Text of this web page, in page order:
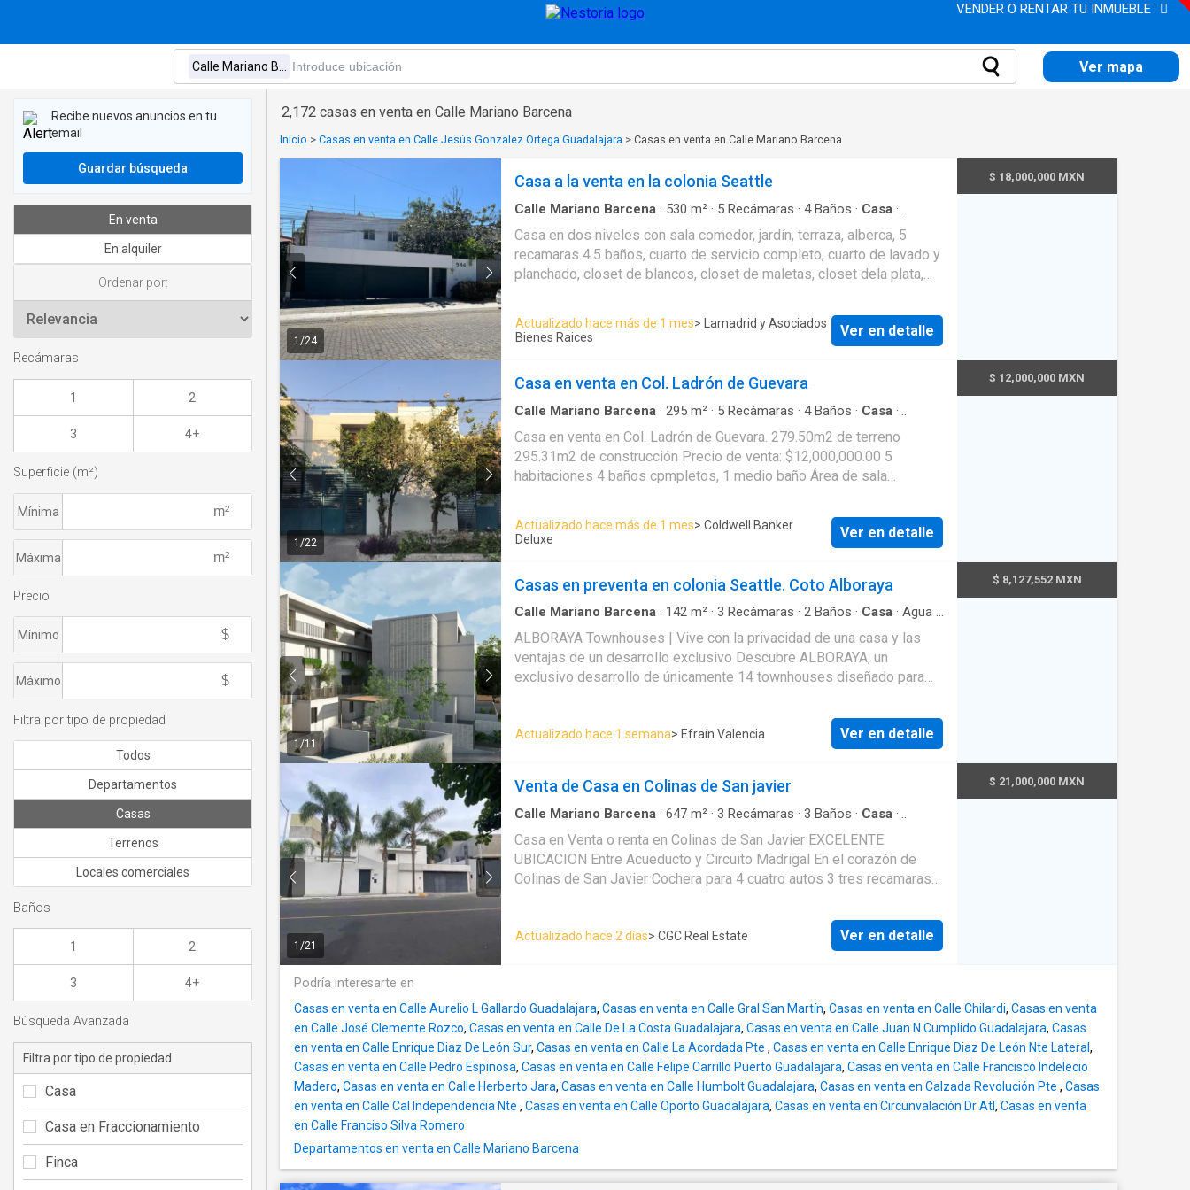
VENDER O RENTAR TU INMUEBLE
Ver mapa
2,172 casas en venta en Calle Mariano Barcena
Inicio > Casas en venta en Calle Jesús Gonzalez Ortega Guadalajara > Casas en venta en Calle Mariano Barcena
1 /24
Casa a la venta en la colonia Seattle
Calle Mariano Barcena · 530 m² · 5 Recámaras · 4Baños · Casa ·
Casa en dos niveles con sala comedor, jardín, terraza, alberca, 5
recamaras 4.5 baños, cuarto de servicio completo, cuarto de lavado y
planchado, closet de blancos, closet de maletas, closet dela plata,
despensa. Cochera para 4 autos. EasyBroker ID: EB-SR1178
Actualizado hace más de 1 mes> Lamadrid y Asociados
Bienes Raices
Ver en detalle
$ 18,000,000 MXN
1 /22
Casa en venta en Col. Ladrón de Guevara
Calle Mariano Barcena · 295 m² · 5 Recámaras · 4Baños · Casa ·
Casa en venta en Col. Ladrón de Guevara. 279.50m2 de terreno
295.31m2 de construcción Precio de venta: $12,000,000.00 5
habitaciones 4 baños cpmpletos, 1 medio baño Área de sala
Actualizado hace más de 1 mes> Coldwell Banker
Deluxe
Ver en detalle
$ 12,000,000 MXN
1 /11
Casas en preventa en colonia Seattle. Coto Alboraya
Calle Mariano Barcena · 142 m² · 3 Recámaras · 2 Baños · Casa · Agua ·
·Cuarto de Limpieza·Cuarto de servicio· Electricidad·Elevador·
Estacionamiento·Internet·Recámara con closet·Televisión por cable
Vista panorámica·Zonas verdes
ALBORAYA Townhouses | Vive con la privacidad de una casa y las
ventajas de un desarrollo exclusivo Descubre ALBORAYA, un
exclusivo desarrollo de únicamente 14 townhouses diseñado para
confluencia de la Col. Lagos del Country y la colonia Seattle, a unos
minutos caminando: Plaza Patria, Walmart Ávila Camacho, Línea 3 del
Tren Ligero, Parque Ávila Camacho, restaurantes, bancos, farmacias,
escuelas, gimnasios y mucho más. Cada townhouse combina lo
mejor de una casa y un departamento: acceso independiente,
espacios distribuidos en varios niveles y la comodidad de vivir
dentro de un desarrollo con amenidades y seguridad. El desarrollo
unidad en sótano. Elevador central. Caseta de vigilancia. Doble filtro
de acceso peatonal. Muro perimetral. Cerco electrificado. Sistema de
incluyen: 3 recámaras. Recámara principal con baño completo y walk-
in closet. Sala y comedor con excelente iluminación. Cocina integral.
2.5 baños (según modelo). Cuarto de lavado. Patio o terraza,
dependiendo del tipo de residencia. Algunas unidades incluyen
cuarto de servicio con baño completo y balcón. Con superficies
privativas aproximadas desde 141.60 m² hasta 175.00 m²,
diferentes estilos de vida. Si buscas un hogar moderno, seguro, con
Zapopan, ALBORAYA es una oportunidad que vale la pena conocer.
Actualizado hace 1 semana> Efraín Valencia Ver en detalle
$ 8,127,552 MXN
1 /21
Venta de Casa en Colinas de San javier
Calle Mariano Barcena · 647 m² · 3 Recámaras · 3 Baños · Casa ·
servicio
Casa en Venta o renta en Colinas de San Javier EXCELENTE
UBICACION Entre Acueducto y Circuito Madrigal En el corazón de
Colinas de San Javier Cochera para 4 cuatro autos 3 tres recamaras
baño Espacio de lavado y tendido Venta $21’000,000
Actualizado hace 2 días> CGC Real Estate Ver en detalle
$ 21,000,000 MXN
Podría interesarte en
Casas en venta en Calle Aurelio L Gallardo Guadalajara, Casas en venta en Calle Gral San Martín, Casas en venta en Calle Chilardi, Casas en venta
en Calle José Clemente Rozco, Casas en venta en Calle De La Costa Guadalajara, Casas en venta en Calle Juan N Cumplido Guadalajara, Casas
en venta en Calle Enrique Diaz De León Sur, Casas en venta en Calle La Acordada Pte , Casas en venta en Calle Enrique Diaz De León Nte Lateral ,
Casas en venta en Calle Pedro Espinosa, Casas en venta en Calle Felipe Carrillo Puerto Guadalajara, Casas en venta en Calle Francisco Indelecio
Madero, Casas en venta en Calle Herberto Jara, Casas en venta en Calle Humbolt Guadalajara, Casas en venta en Calzada Revolución Pte , Casas
en venta en Calle Cal Independencia Nte , Casas en venta en Calle Oporto Guadalajara, Casas en venta en Circunvalación Dr Atl, Casas en venta
en Calle Franciso Silva Romero
Departamentos en venta en Calle Mariano Barcena
Recibe nuevos anuncios en tu
email
Guardar búsqueda
En venta
En alquiler
Ordenar por:
Recámaras
1 2
3 4+
Superficie (m²)
Mínima
Máxima
Precio
Mínimo
Máximo
Filtra por tipo de propiedad
Todos
Departamentos
Casas
Terrenos
Locales comerciales
Baños
1 2
3 4+
Búsqueda Avanzada
Filtra por tipo de propiedad
Casa
Casa en Fraccionamiento
Finca